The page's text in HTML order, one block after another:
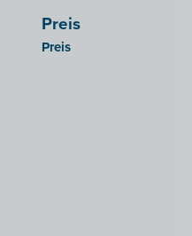
Preis
Preis